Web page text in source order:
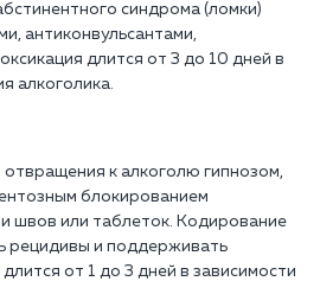
синдрома (ломки)
антиконвульсантами,
длится от 3 до 10 дней в
алкоголика.
к алкоголю гипнозом,
блокированием
швов или таблеток. Кодирование
рецидивы и поддерживать
от 1 до 3 дней в зависимости